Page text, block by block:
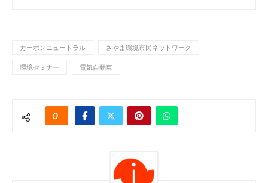
カーボンニュートラル さやま環境市民ネットワーク
環境セミナー 電気自動車
0